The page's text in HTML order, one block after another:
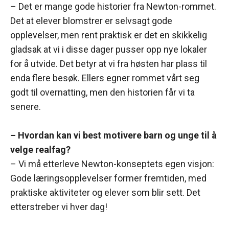
– Det er mange gode historier fra Newton-rommet.
Det at elever blomstrer er selvsagt gode
opplevelser, men rent praktisk er det en skikkelig
gladsak at vi i disse dager pusser opp nye lokaler
for å utvide. Det betyr at vi fra høsten har plass til
enda flere besøk. Ellers egner rommet vårt seg
godt til overnatting, men den historien får vi ta
senere.
– Hvordan kan vi best motivere barn og unge til å
velge realfag?
– Vi må etterleve Newton-konseptets egen visjon:
Gode læringsopplevelser former fremtiden, med
praktiske aktiviteter og elever som blir sett. Det
etterstreber vi hver dag!